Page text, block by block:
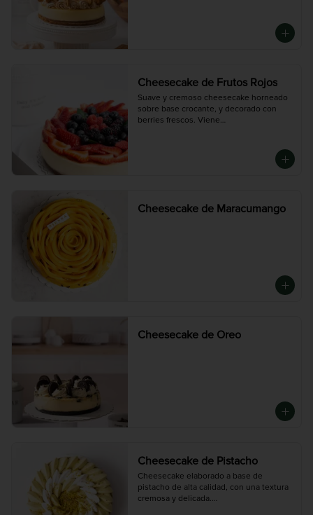
Chico (6-8 porciones), Mediana (10-12
Cheesecake de Frutos Rojos
Suave y cremoso cheesecake horneado
sobre base crocante, y decorado con
berries frescos. Viene
Chico (6-8 porciones), Mediana (10-12
Cheesecake de Maracumango
Cheesecake de Oreo
Cheesecake de Pistacho
Cheesecake elaborado a base de
pistacho de alta calidad, con una textura
cremosa y delicada.